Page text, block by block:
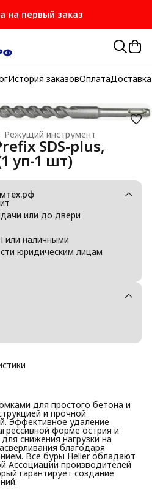
на первый заказ
История заказовОплатаДоставка
Режущий инструмент
SDS-plus,
уп-1 шт)
или до двери
наличными
юридическим лицам
для простого бетона и
и прочной
Эффективное удаление
форме острия и
снижения нагрузки на
благодаря
Все буры Heller обладают
Ассоциации производителей
гарантирует создание